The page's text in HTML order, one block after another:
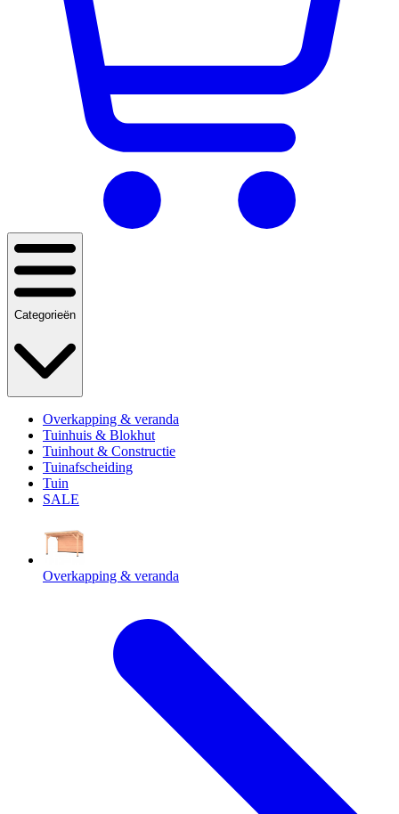
Categorieën
Overkapping & veranda
Tuinhuis & Blokhut
Tuinhout & Constructie
Tuinafscheiding
Tuin
SALE
Overkapping & veranda